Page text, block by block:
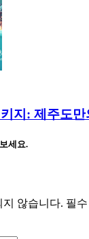
지: 제주도만
세요.
않습니다. 필